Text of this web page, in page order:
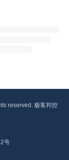
reserved. 极客邦控
号